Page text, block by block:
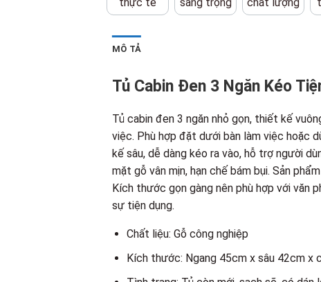
MÔ TẢ
Tủ Cabin Đen 3 Ngăn Kéo
Tủ cabin đen 3 ngăn nhỏ gọn, thiết kế
việc. Phù hợp đặt dưới bàn làm việc hoặc
kế sâu, dễ dàng kéo ra vào, hỗ trợ người
mặt gỗ vân mịn, hạn chế bám bụi. Sản
Kích thước gọn gàng nên phù hợp với văn
sự tiện dụng.
Chất liệu: Gỗ công nghiệp
Kích thước: Ngang 45cm x sâu 42cm x